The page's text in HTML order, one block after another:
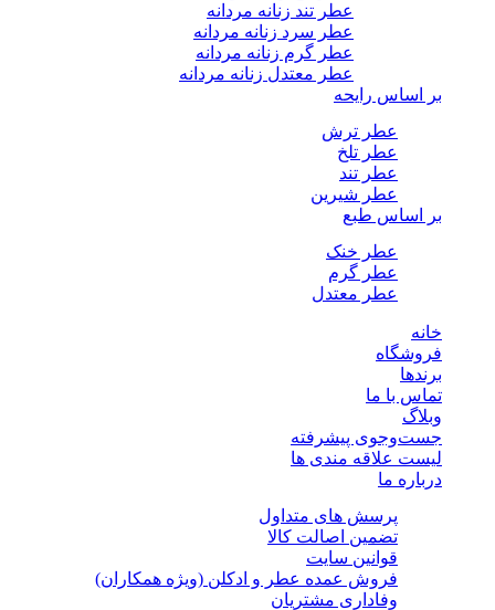
عطر تند زنانه مردانه
عطر سرد زنانه مردانه
عطر گرم زنانه مردانه
عطر معتدل زنانه مردانه
بر اساس رایحه
عطر ترش
عطر تلخ
عطر تند
عطر شیرین
بر اساس طبع
عطر خنک
عطر گرم
عطر معتدل
خانه
فروشگاه
برندها
تماس با ما
وبلاگ
جست‌وجوی پیشرفته
لیست علاقه مندی ها
درباره ما
پرسش های متداول
تضمین اصالت کالا
قوانین سایت
فروش عمده عطر و ادکلن (ویژه همکاران)
وفاداری مشتریان